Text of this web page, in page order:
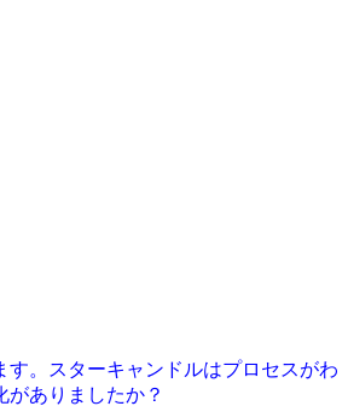
。スターキャンドルはプロセスがわ
ありましたか？